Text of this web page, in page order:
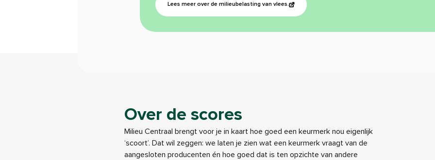
Lees meer over de milieubelasting van vlees.
Over de scores
Milieu Centraal brengt voor je in kaart hoe goed een keurmerk nou eigenlijk
‘scoort’. Dat wil zeggen: we laten je zien wat een keurmerk vraagt van de
aangesloten producenten én hoe goed dat is ten opzichte van andere